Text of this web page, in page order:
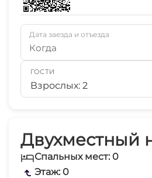
Двухместный
Спальных мест: 0
Этаж: 0
Дата заезда и отъезда
Когда
ГОСТИ
Взрослых: 2